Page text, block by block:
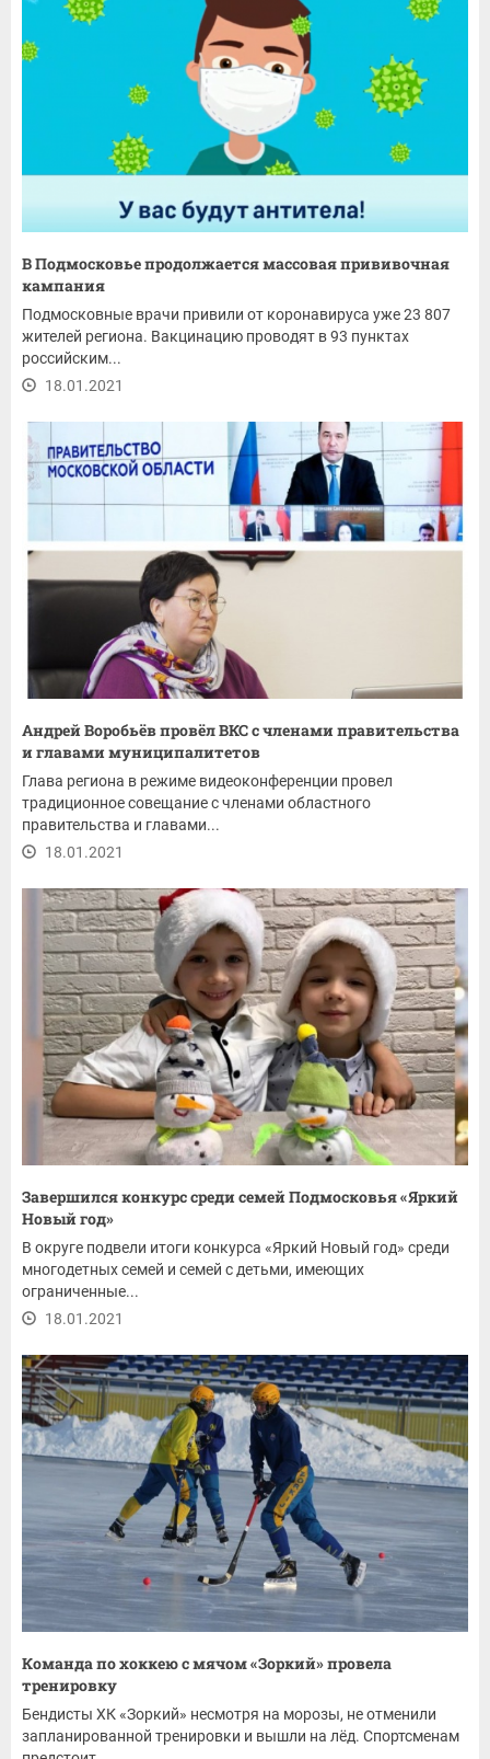
В Подмосковье продолжается массовая прививочная
кампания
Подмосковные врачи привили от коронавируса уже 23 807
жителей региона. Вакцинацию проводят в 93 пунктах
российским...
18.01.2021
Андрей Воробьёв провёл ВКС с членами правительства
и главами муниципалитетов
Глава региона в режиме видеоконференции провел
традиционное совещание с членами областного
правительства и главами...
18.01.2021
Завершился конкурс среди семей Подмосковья «Яркий
Новый год»
В округе подвели итоги конкурса «Яркий Новый год» среди
многодетных семей и семей с детьми, имеющих
ограниченные...
18.01.2021
Команда по хоккею с мячом «Зоркий» провела
тренировку
Бендисты ХК «Зоркий» несмотря на морозы, не отменили
запланированной тренировки и вышли на лёд. Спортсменам